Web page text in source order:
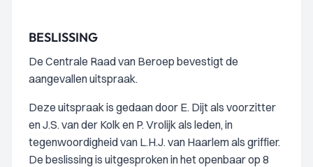
BESLISSING
De Centrale Raad van Beroep bevestigt de
aangevallen uitspraak.
Deze uitspraak is gedaan door E. Dijt als voorzitter
en J.S. van der Kolk en P. Vrolijk als leden, in
tegenwoordigheid van L.H.J. van Haarlem als griffier.
De beslissing is uitgesproken in het openbaar op 8